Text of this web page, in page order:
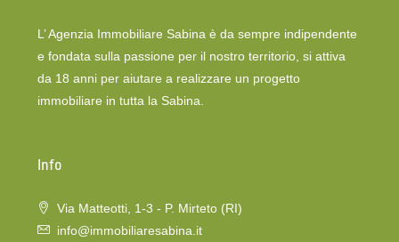
L’ Agenzia Immobiliare Sabina è da sempre indipendente
e fondata sulla passione per il nostro territorio, si attiva
da 18 anni per aiutare a realizzare un progetto
immobiliare in tutta la Sabina.
Info
Via Matteotti, 1-3 - P. Mirteto (RI)
info@immobiliaresabina.it